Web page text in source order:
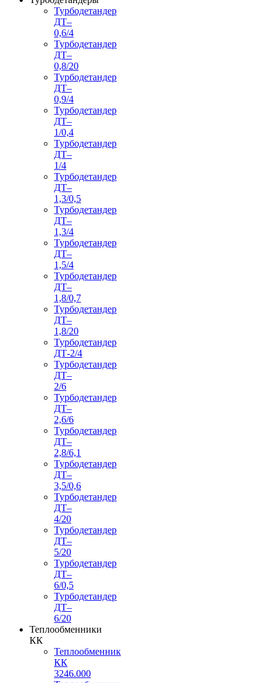
Турбодетандер
ДТ–
0,6/4
Турбодетандер
ДТ–
0,8/20
Турбодетандер
ДТ–
0,9/4
Турбодетандер
ДТ–
1/0,4
Турбодетандер
ДТ–
1/4
Турбодетандер
ДТ–
1,3/0,5
Турбодетандер
ДТ–
1,3/4
Турбодетандер
ДТ–
1,5/4
Турбодетандер
ДТ–
1,8/0,7
Турбодетандер
ДТ–
1,8/20
Турбодетандер
ДТ-2/4
Турбодетандер
ДТ–
2/6
Турбодетандер
ДТ–
2,6/6
Турбодетандер
ДТ–
2,8/6,1
Турбодетандер
ДТ–
3,5/0,6
Турбодетандер
ДТ–
4/20
Турбодетандер
ДТ–
5/20
Турбодетандер
ДТ–
6/0,5
Турбодетандер
ДТ–
6/20
Теплообменники
КК
Теплообменник
КК
3246.000